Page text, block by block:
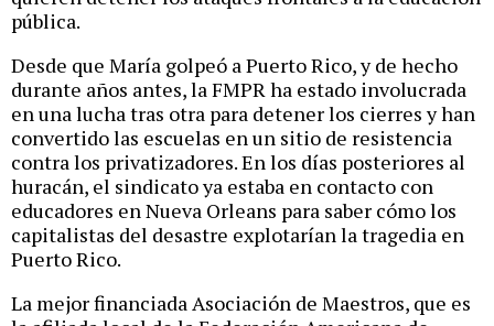
pública.
Desde que María golpeó a Puerto Rico, y de hecho
durante años antes, la FMPR ha estado involucrada
en una lucha tras otra para detener los cierres y han
convertido las escuelas en un sitio de resistencia
contra los privatizadores. En los días posteriores al
huracán, el sindicato ya estaba en contacto con
educadores en Nueva Orleans para saber cómo los
capitalistas del desastre explotarían la tragedia en
Puerto Rico.
La mejor financiada Asociación de Maestros, que es